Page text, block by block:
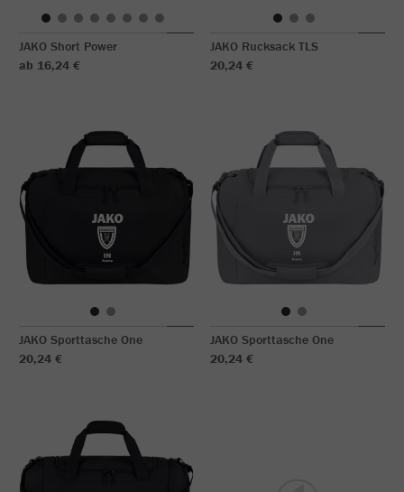
JAKO Short Power
ab 16,24 €
JAKO Rucksack TLS
20,24 €
JAKO Sporttasche One
20,24 €
JAKO Sporttasche One
20,24 €